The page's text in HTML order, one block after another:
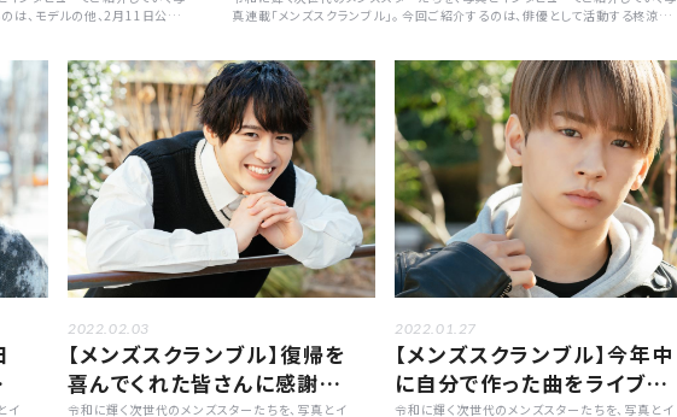
は、モデルの他、2月11日公開
真連載「メンズスクランブル」。 今回ご紹介するのは、俳優として活動する柊涼大
イ
2022.02.03
【メンズスクランブル】復帰を
喜んでくれた皆さんに感謝
令和に輝く次世代のメンズスターたちを、写真とイ
2022.01.27
【メンズスクランブル】今年中
に自分で作った曲をライブで
令和に輝く次世代のメンズスターたちを、写真とイ